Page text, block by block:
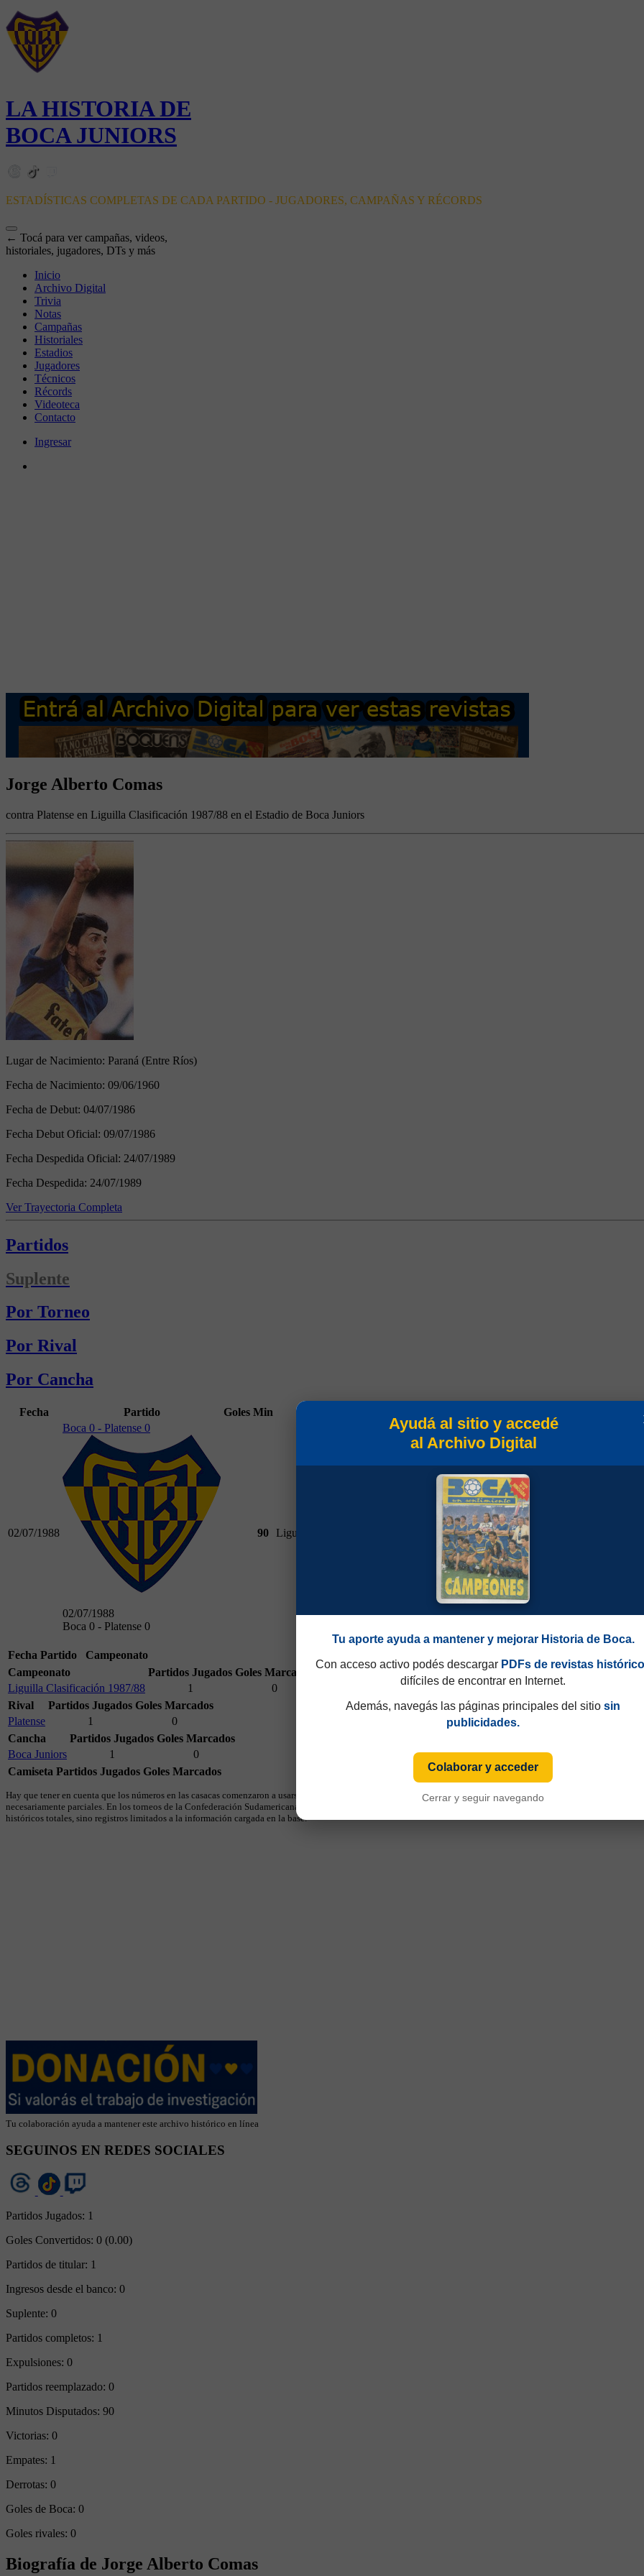
LA HISTORIA DE
BOCA JUNIORS
ESTADÍSTICAS COMPLETAS DE CADA PARTIDO - JUGADORES, CAMPAÑAS Y RÉCORDS
← Tocá para ver campañas, videos,
historiales, jugadores, DTs y más
Inicio
Archivo Digital
Trivia
Notas
Campañas
Historiales
Estadios
Jugadores
Técnicos
Récords
Videoteca
Contacto
Ingresar
Jorge Alberto Comas
contra Platense en Liguilla Clasificación 1987/88 en el Estadio de Boca Juniors
Lugar de Nacimiento: Paraná (Entre Ríos)
Fecha de Nacimiento: 09/06/1960
Fecha de Debut: 04/07/1986
Fecha Debut Oficial: 09/07/1986
Fecha Despedida Oficial: 24/07/1989
Fecha Despedida: 24/07/1989
Ver Trayectoria Completa
Partidos
Suplente
Por Torneo
Por Rival
Por Cancha
Fecha Partido Goles Min
02/07/1988
Boca 0 - Platense 0
02/07/1988
Boca 0 - Platense 0
90 Liguilla Clasificación 1987/88
Fecha Partido
Campeonato
Campeonato
Partidos Jugados Goles Marcados
Liguilla Clasificación 1987/88
1
0
Rival
Partidos Jugados Goles Marcados
Platense
1
0
Cancha
Partidos Jugados Goles Marcados
Boca Juniors
1
0
Camiseta Partidos Jugados Goles Marcados
Hay que tener en cuenta que los números en las casacas comenzaron a usarse en 1949 y que hasta 1997 eran consecutivos, no fijos. Esa información aparecía sólo
necesariamente parciales. En los torneos de la Confederación Sudamericana se utiliza numeración fija desde sus primeras ediciones y, cuando ese dato está
históricos totales, sino registros limitados a la información cargada en la base.
Tu colaboración ayuda a mantener este archivo histórico en línea
SEGUINOS EN REDES SOCIALES
Partidos Jugados: 1
Goles Convertidos: 0 (0.00)
Partidos de titular: 1
Ingresos desde el banco: 0
Suplente: 0
Partidos completos: 1
Expulsiones: 0
Partidos reemplazado: 0
Minutos Disputados: 90
Victorias: 0
Empates: 1
Derrotas: 0
Goles de Boca: 0
Goles rivales: 0
Biografía de Jorge Alberto Comas
Ayudá al sitio y accedé
al Archivo Digital
Tu aporte ayuda a mantener y mejorar Historia de Boca.
Con acceso activo podés descargar PDFs de revistas
difíciles de encontrar en Internet.
Además, navegás las páginas principales del sitio sin
publicidades.
Colaborar y acceder
Cerrar y seguir navegando